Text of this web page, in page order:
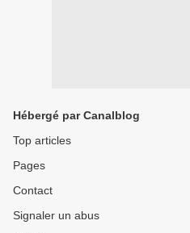
Hébergé par Canalblog
Top articles
Pages
Contact
Signaler un abus